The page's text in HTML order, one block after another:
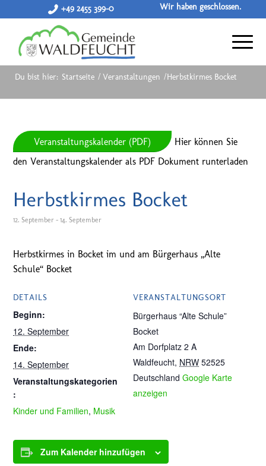
+49 2455 399-0 Wir haben geschlossen.
Du bist hier: Startseite / Veranstaltungen /Herbstkirmes Bocket
Veranstaltungskalender (PDF)
Hier können Sie
den Veranstaltungskalender als PDF Dokument runterladen
Herbstkirmes Bocket
12. September -14. September
Herbstkirmes in Bocket im und am Bürgerhaus „Alte
Schule“ Bocket
DETAILS
Beginn:
12. September
Ende:
14. September
Veranstaltungskategorien
:
Kinder und Familien, Musik
VERANSTALTUNGSORT
Bürgerhaus “Alte Schule”
Bocket
Am Dorfplatz 2 A
Waldfeucht, NRW 52525
Deutschland Google Karte
anzeigen
Zum Kalender hinzufügen